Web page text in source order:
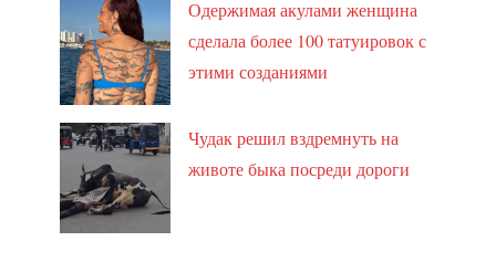
Одержимая акулами женщина
сделала более 100 татуировок с
этими созданиями
Чудак решил вздремнуть на
животе быка посреди дороги